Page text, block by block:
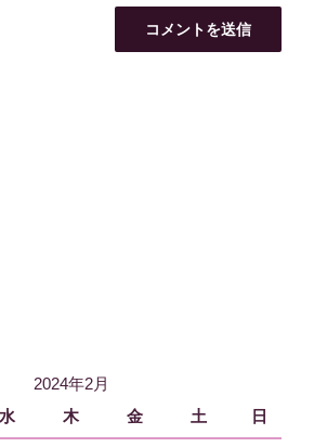
2024年2月
水 木 金 土 日